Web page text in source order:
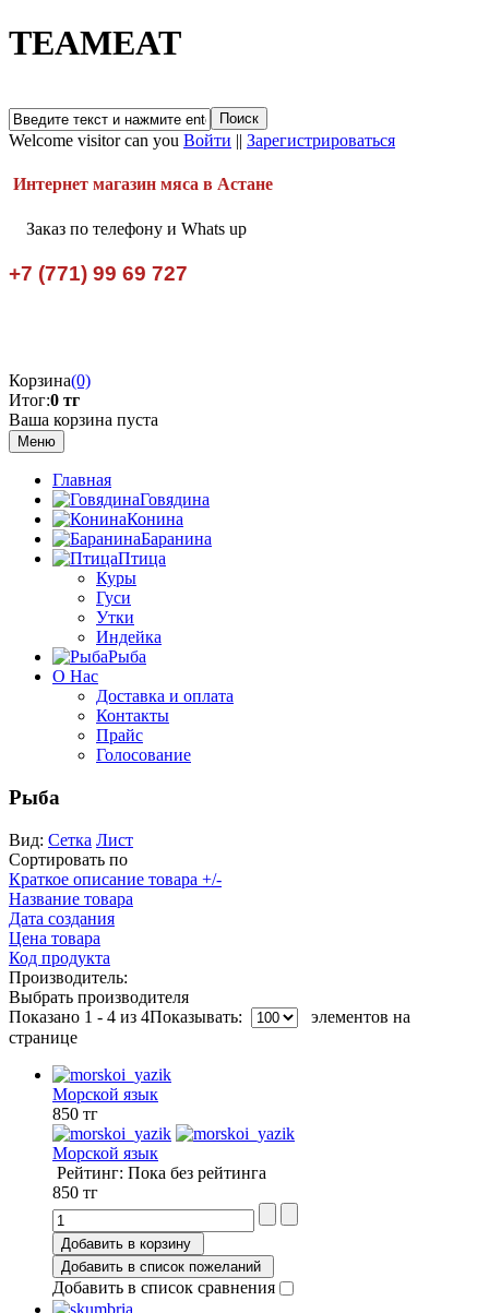
TEAMEAT
Welcome visitor can you Войти || Зарегистрироваться
Интернет магазин мяса в Астане
Заказ по телефону и Whats up
+7 (771) 99 69 727
Корзина(0)
Итог:0 тг
Ваша корзина пуста
Меню
Главная
Говядина
Конина
Баранина
Птица
Куры
Гуси
Утки
Индейка
Рыба
О Нас
Доставка и оплата
Контакты
Прайс
Голосование
Рыба
Вид: Сетка Лист
Сортировать по
Краткое описание товара +/-
Название товара
Дата создания
Цена товара
Код продукта
Производитель:
Выбрать производителя
Показано 1 - 4 из 4Показывать:
элементов на
странице
Морской язык
850 тг
Морской язык
Рейтинг: Пока без рейтинга
850 тг
Добавить в корзину
Добавить в список пожеланий
Добавить в список сравнения